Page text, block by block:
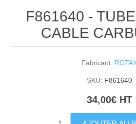
F861640 -
CABLE
Fabricant:
SKU: F861640
34,00€ HT